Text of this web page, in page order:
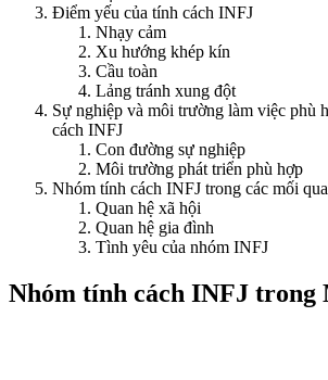
Điểm yếu của tính cách INFJ
Nhạy cảm
Xu hướng khép kín
Cầu toàn
Lảng tránh xung đột
Sự nghiệp và môi trường làm việc phù
cách INFJ
Con đường sự nghiệp
Môi trường phát triển phù hợp
Nhóm tính cách INFJ trong các mối
Quan hệ xã hội
Quan hệ gia đình
Tình yêu của nhóm INFJ
Nhóm tính cách INFJ trong